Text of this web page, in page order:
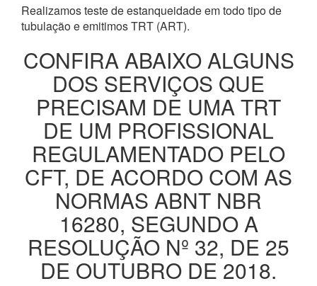
Realizamos teste de estanqueidade em todo tipo de
tubulação e emitimos TRT (ART).
CONFIRA ABAIXO ALGUNS
DOS SERVIÇOS QUE
PRECISAM DE UMA TRT
DE UM PROFISSIONAL
REGULAMENTADO PELO
CFT, DE ACORDO COM AS
NORMAS ABNT NBR
16280, SEGUNDO A
RESOLUÇÃO Nº 32, DE 25
DE OUTUBRO DE 2018.